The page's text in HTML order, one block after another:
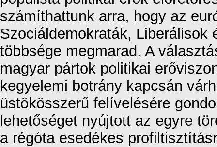
számíthattunk arra, hogy az
Szociáldemokraták,
többsége megmarad. A
magyar pártok politikai
kegyelemi botrány kapcsán
üstökösszerű felívelésére
lehetőséget nyújtott az egyre
a régóta esedékes